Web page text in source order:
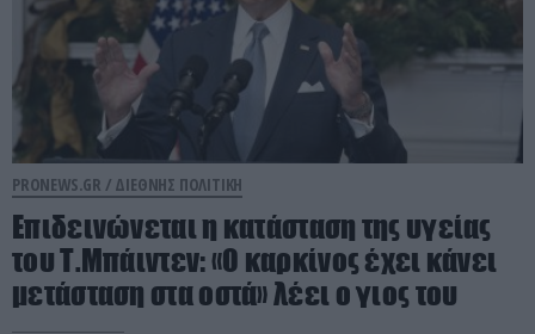
PRONEWS.GR / ΔΙΕΘΝΗΣ ΠΟΛΙΤΙΚΗ
Επιδεινώνεται η κατάσταση της υγείας
του Τ.Μπάιντεν: «Ο καρκίνος έχει κάνει
μετάσταση στα οστά» λέει ο γιος του